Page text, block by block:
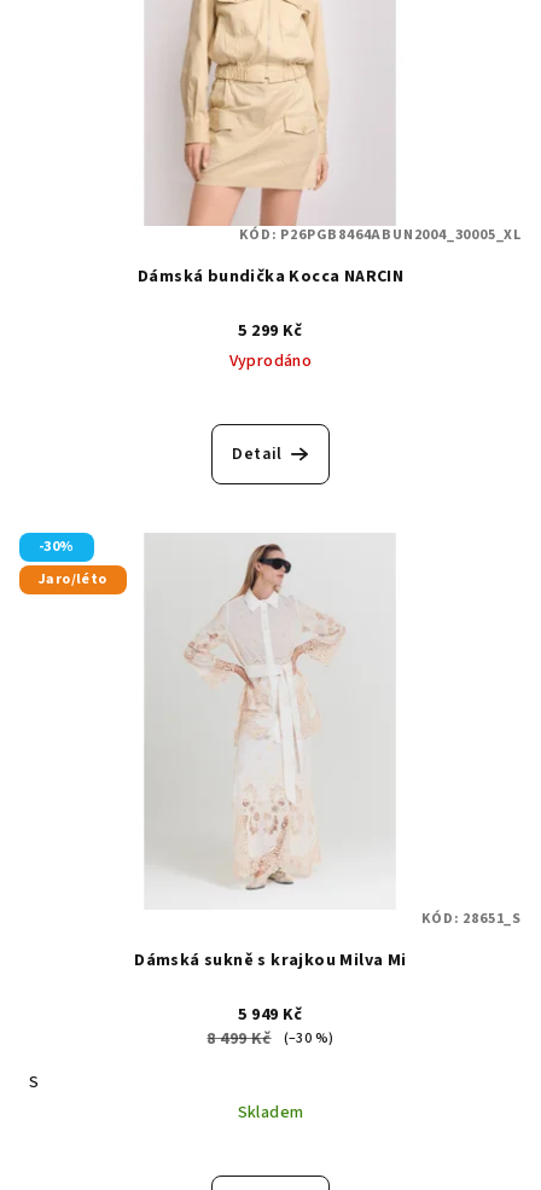
Dámská bundička Kocca NARCIN
5 299 Kč
Vyprodáno
Detail
KÓD: P26PGB8464ABUN2004_30005_XL
-30%
Jaro/léto
Dámská sukně s krajkou Milva Mi
5 949 Kč
8 499 Kč
(–30 %)
S
Skladem
KÓD: 28651_S